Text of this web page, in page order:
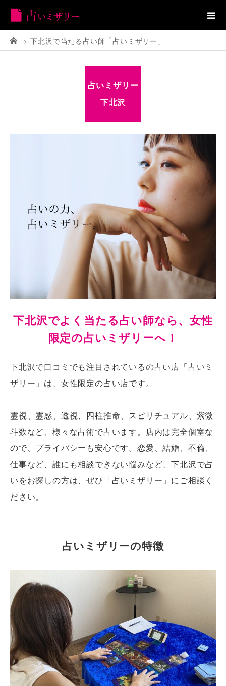
下北沢で当たる占い師「占いミザリー」
占いミザリー
下北沢
下北沢でよく当たる占い師なら、女性
限定の占いミザリーへ！
下北沢で口コミでも注目されているの占い店「占いミ
ザリー」は、女性限定の占い店です。
霊視、霊感、透視、四柱推命、スピリチュアル、紫微
斗数など、様々な占術で占います。店内は完全個室な
ので、プライバシーも安心です。恋愛、結婚、不倫、
仕事など、誰にも相談できない悩みなど、下北沢で占
いをお探しの方は、ぜひ「占いミザリー」にご相談く
ださい。
占いミザリーの特徴